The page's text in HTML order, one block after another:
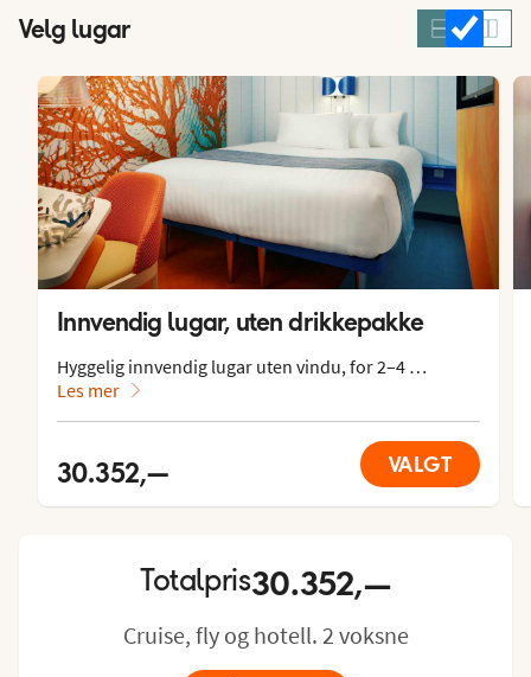
Velg lugar
Innvendig lugar, uten drikkepakke
Hyggelig innvendig lugar uten vindu, for 2–4
personer.
Lugaren har dobbeltseng eller to enkeltsenger,
ekstra oppredning i nedfellbar seng og sovesofa. Den
er også utstyrt med tv, radio, telefon, USB-uttak, safe,
skrivebord, hårføner og garderobe. Wc og dusj.
Lugarens størrelse: ca. 12–16 m²
Lugarenes utseende og planløsning kan variere.
Les mer
30.352,— VALGT
Totalpris30.352,—
Cruise, fly og hotell. 2 voksne